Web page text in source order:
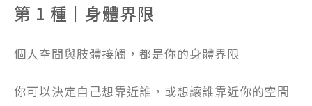
第 1 種｜身體界限
個人空間與肢體接觸，都是你的身體界限
你可以決定自己想靠近誰，或想讓誰靠近你的空間